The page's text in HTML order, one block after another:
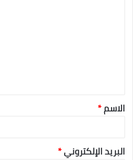
الاسم*
البريد الإلكتروني*